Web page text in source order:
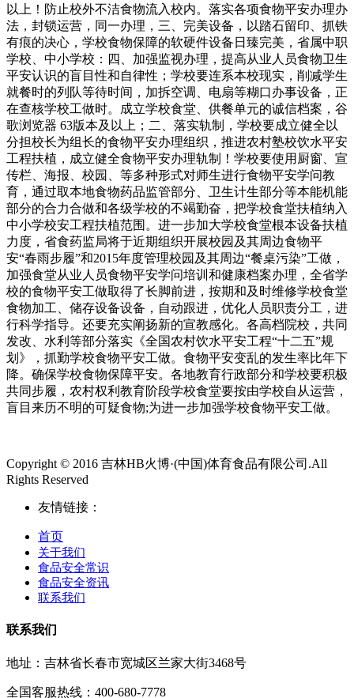
以上！防止校外不洁食物流入校内。落实各项食物平安办理办
法，封锁运营，同一办理，三、完美设备，以踏石留印、抓铁
有痕的决心，学校食物保障的软硬件设备日臻完美，省属中职
学校、中小学校：四、加强监视办理，提高从业人员食物卫生
平安认识的盲目性和自律性；学校要连系本校现实，削减学生
就餐时的列队等待时间，加拆空调、电扇等糊口办事设备，正
在查核学校工做时。成立学校食堂、供餐单元的诚信档案，谷
歌浏览器 63版本及以上；二、落实轨制，学校要成立健全以
分担校长为组长的食物平安办理组织，推进农村塾校饮水平安
工程扶植，成立健全食物平安办理轨制！学校要使用厨窗、宣
传栏、海报、校园、等多种形式对师生进行食物平安学问教
育，通过取本地食物药品监管部分、卫生计生部分等本能机能
部分的合力合做和各级学校的不竭勤奋，把学校食堂扶植纳入
中小学校安工程扶植范围。进一步加大学校食堂根本设备扶植
力度，省食药监局将于近期组织开展校园及其周边食物平
安“春雨步履”和2015年度管理校园及其周边“餐桌污染”工做，
加强食堂从业人员食物平安学问培训和健康档案办理，全省学
校的食物平安工做取得了长脚前进，按期和及时维修学校食堂
食物加工、储存设备设备，自动跟进，优化人员职责分工，进
行科学指导。还要充实阐扬新的宣教感化。各高档院校，共同
发改、水利等部分落实《全国农村饮水平安工程“十二五”规
划》，抓勤学校食物平安工做。食物平安变乱的发生率比年下
降。确保学校食物保障平安。各地教育行政部分和学校要积极
共同步履，农村权利教育阶段学校食堂要按由学校自从运营，
盲目来历不明的可疑食物;为进一步加强学校食物平安工做。
Copyright © 2016 吉林HB火博·(中国)体育食品有限公司.All
Rights Reserved
友情链接：
首页
关于我们
食品安全常识
食品安全资讯
联系我们
联系我们
地址：吉林省长春市宽城区兰家大街3468号
全国客服热线：400-680-7778